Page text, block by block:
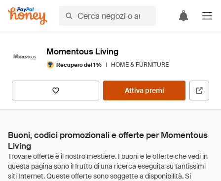
Momentous Living
Recupero del 1% | HOME & FURNITURE
Attiva premi
Buoni, codici promozionali e offerte per Momentous
Living